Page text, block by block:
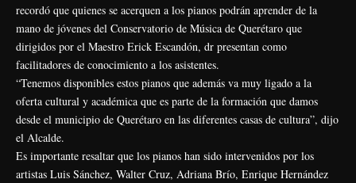
recordó que quienes se acerquen a los pianos podrán aprender de la
mano de jóvenes del Conservatorio de Música de Querétaro que
dirigidos por el Maestro Erick Escandón, dr presentan como
facilitadores de conocimiento a los asistentes.
“Tenemos disponibles estos pianos que además va muy ligado a la
oferta cultural y académica que es parte de la formación que damos
desde el municipio de Querétaro en las diferentes casas de cultura”, dijo
el Alcalde.
Es importante resaltar que los pianos han sido intervenidos por los
artistas Luis Sánchez, Walter Cruz, Adriana Brío, Enrique Hernández